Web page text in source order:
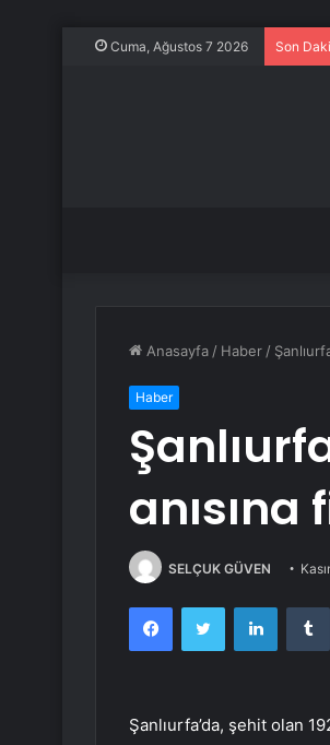
Cuma, Ağustos 7 2026 Son
Anasayfa / Haber /
Haber
SELÇUK GÜVEN
FacebookTwitter LinkedIn
Şanlıurfa’da, şehit olan